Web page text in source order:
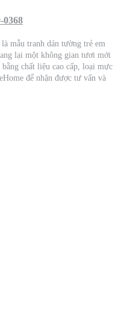
0368
mẫu tranh dán tường trẻ em
lại một không gian tươi mới
chất liệu cao cấp, loại mực
để nhận được tư vấn và